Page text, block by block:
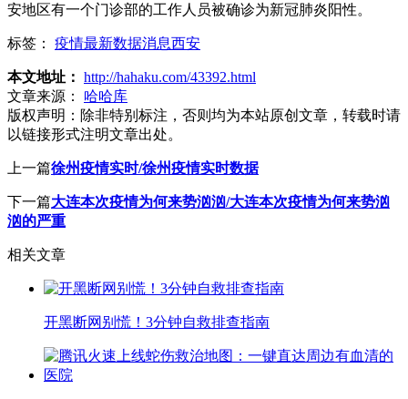
安地区有一个门诊部的工作人员被确诊为新冠肺炎阳性。
标签： 疫情最新数据消息西安
本文地址： http://hahaku.com/43392.html
文章来源：
哈哈库
版权声明： 除非特别标注，否则均为本站原创文章，转载时请
以链接形式注明文章出处。
上一篇徐州疫情实时/徐州疫情实时数据
下一篇大连本次疫情为何来势汹汹/大连本次疫情为何来势汹
汹的严重
相关文章
开黑断网别慌！3分钟自救排查指南